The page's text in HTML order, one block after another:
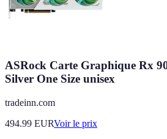
ASRock Carte Graphique Rx
Silver One Size unisex
tradeinn.com
494.99 EURVoir le prix